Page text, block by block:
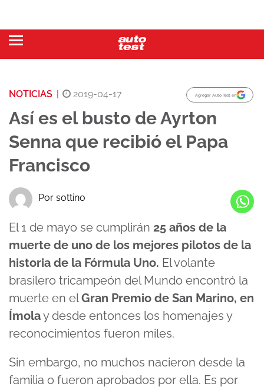
NOTICIAS | 2019-04-17 Agregar Auto Test en
Así es el busto de Ayrton
Senna que recibió el Papa
Francisco
Por sottino
El 1 de mayo se cumplirán 25 años de la
muerte de uno de los mejores pilotos de la
historia de la Fórmula Uno. El volante
brasilero tricampeón del Mundo encontró la
muerte en elGran Premio de San Marino, en
Ímolay desde entonces los homenajes y
reconocimientos fueron miles.
Sin embargo, no muchos nacieron desde la
familia o fueron aprobados por ella. Es por